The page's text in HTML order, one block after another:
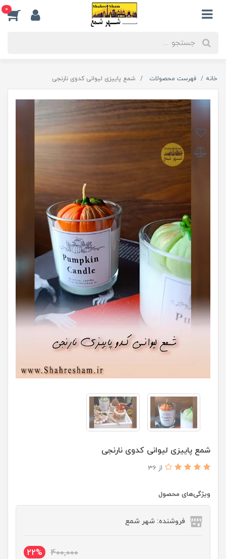
0
خانه فهرست محصولات شمع پاییزی لیوانی کدوی نارنجی
شمع پاییزی لیوانی کدوی نارنجی
از 36
ویژگی‌های محصول
فروشنده: شهر شمع
400,000
22%